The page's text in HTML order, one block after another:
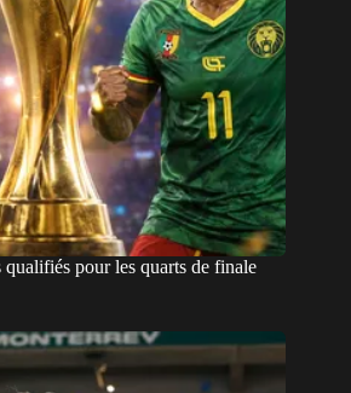
pour les quarts de finale